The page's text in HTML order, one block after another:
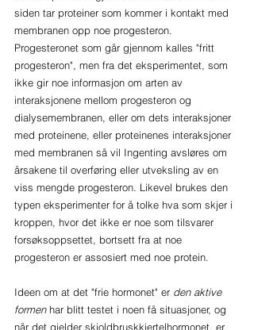
siden tar proteiner som kommer i kontakt med
membranen opp noe progesteron.
Progesteronet som går gjennom kalles "fritt
progesteron", men fra det eksperimentet, som
ikke gir noe informasjon om arten av
interaksjonene mellom progesteron og
dialysemembranen, eller om dets interaksjoner
med proteinene, eller proteinenes interaksjoner
med membranen så vil Ingenting avsløres om
årsakene til overføring eller utveksling av en
viss mengde progesteron. Likevel brukes den
typen eksperimenter for å tolke hva som skjer i
kroppen, hvor det ikke er noe som tilsvarer
forsøksoppsettet, bortsett fra at noe
progesteron er assosiert med noe protein.
Ideen om at det "frie hormonet" er den aktive
formen har blitt testet i noen få situasjoner, og
når det gjelder skjoldbruskkjertelhormonet, er